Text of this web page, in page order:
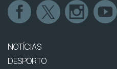
NOTÍCIAS
DESPORTO